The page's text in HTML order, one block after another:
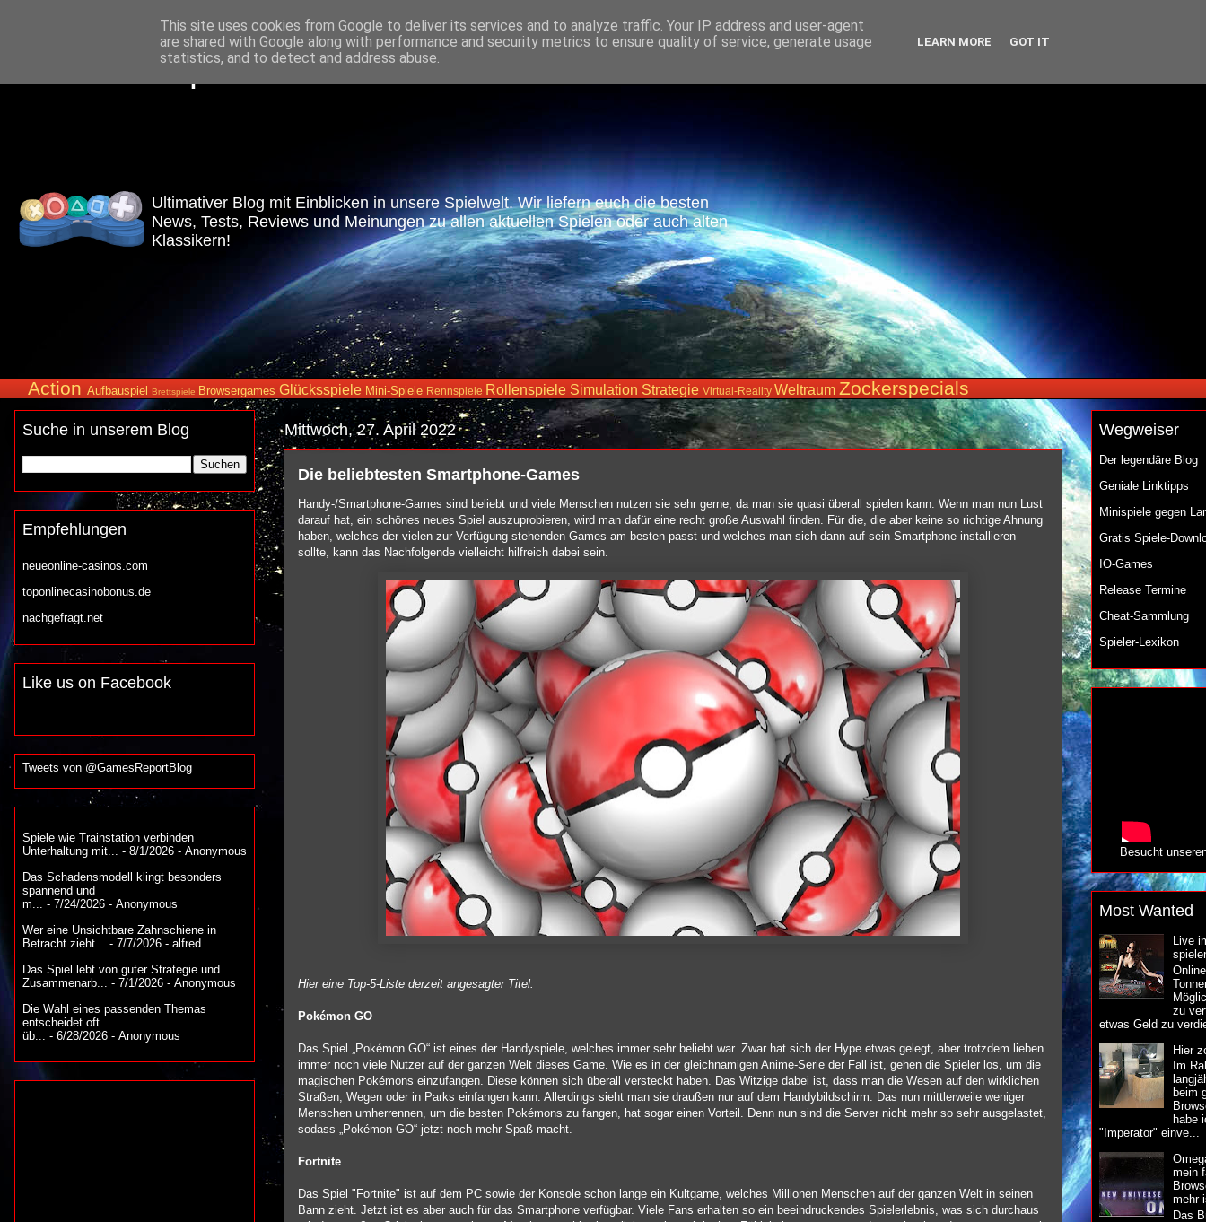
Games-Report.de
Ultimativer Blog mit Einblicken in unsere Spielwelt. Wir liefern euch die besten
News, Tests, Reviews und Meinungen zu allen aktuellen Spielen oder auch alten
Klassikern!
Action Aufbauspiel Brettspiele Browsergames Glücksspiele Mini-Spiele Rennspiele Rollenspiele Simulation Strategie Virtual-Reality Weltraum Zockerspecials
Mittwoch, 27. April 2022
Die beliebtesten Smartphone-Games
Handy-/Smartphone-Games sind beliebt und viele Menschen nutzen sie sehr gerne, da man sie quasi überall spielen kann. Wenn man nun Lust
darauf hat, ein schönes neues Spiel auszuprobieren, wird man dafür eine recht große Auswahl finden. Für die, die aber keine so richtige Ahnung
haben, welches der vielen zur Verfügung stehenden Games am besten passt und welches man sich dann auf sein Smartphone installieren
sollte, kann das Nachfolgende vielleicht hilfreich dabei sein.
Hier eine Top-5-Liste derzeit angesagter Titel:
Pokémon GO
Das Spiel „Pokémon GO“ ist eines der Handyspiele, welches immer sehr beliebt war. Zwar hat sich der Hype etwas gelegt, aber trotzdem lieben
immer noch viele Nutzer auf der ganzen Welt dieses Game. Wie es in der gleichnamigen Anime-Serie der Fall ist, gehen die Spieler los, um die
magischen Pokémons einzufangen. Diese können sich überall versteckt haben. Das Witzige dabei ist, dass man die Wesen auf den wirklichen
Straßen, Wegen oder in Parks einfangen kann. Allerdings sieht man sie draußen nur auf dem Handybildschirm. Das nun mittlerweile weniger
Menschen umherrennen, um die besten Pokémons zu fangen, hat sogar einen Vorteil. Denn nun sind die Server nicht mehr so sehr ausgelastet,
sodass „Pokémon GO“ jetzt noch mehr Spaß macht.
Fortnite
Das Spiel "Fortnite" ist auf dem PC sowie der Konsole schon lange ein Kultgame, welches Millionen Menschen auf der ganzen Welt in seinen
Bann zieht. Jetzt ist es aber auch für das Smartphone verfügbar. Viele Fans erhalten so ein beeindruckendes Spielerlebnis, was sich durchaus
Suche in unserem Blog
Empfehlungen
neueonline-casinos.com
toponlinecasinobonus.de
nachgefragt.net
Like us on Facebook
Tweets von @GamesReportBlog
Spiele wie Trainstation verbinden
Unterhaltung mit...
- 8/1/2026 - Anonymous
Das Schadensmodell klingt besonders
spannend und
m...
- 7/24/2026 - Anonymous
Wer eine Unsichtbare Zahnschiene in
Betracht zieht...
- 7/7/2026 - alfred
Das Spiel lebt von guter Strategie und
Zusammenarb...
- 7/1/2026 - Anonymous
Die Wahl eines passenden Themas
entscheidet oft
üb...
- 6/28/2026 - Anonymous
Wegweiser
Der legendäre Blog
Geniale Linktipps
Minispiele gegen
Gratis Spiele-
IO-Games
Release Termine
Cheat-Sammlung
Spieler-Lexikon
Besucht
Most Wanted
Live
zu
etwas Geld zu
Hier
Im
beim
habe
"Imperator" einve...
mein
mehr
Das
This site uses cookies from Google to deliver its services and to analyze traffic. Your IP address and user-agent
are shared with Google along with performance and security metrics to ensure quality of service, generate usage
statistics, and to detect and address abuse.
LEARN MORE GOT IT